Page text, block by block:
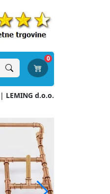
0
| LEMING d.o.o.